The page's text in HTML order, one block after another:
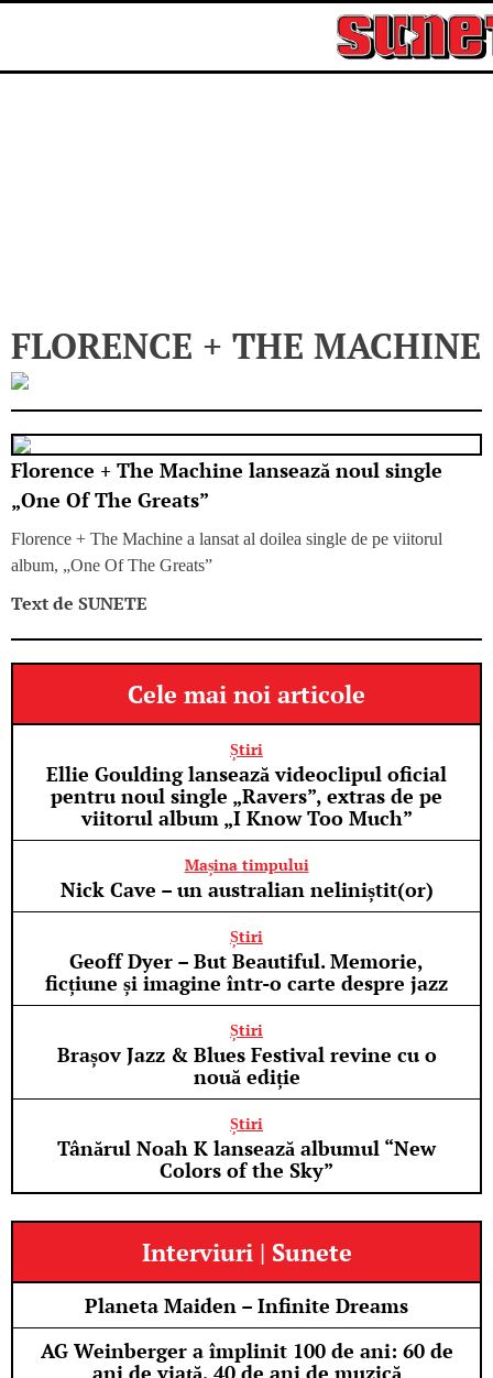
FLORENCE + THE MACHINE
Florence + The Machine lansează noul single
„One Of The Greats”
Florence + The Machine a lansat al doilea single de pe viitorul
album, „One Of The Greats”
Text de SUNETE
Cele mai noi articole
Ellie Goulding lansează videoclipul oficial
pentru noul single „Ravers”, extras de pe
viitorul album „I Know Too Much”
Știri
Nick Cave – un australian neliniștit(or)
Mașina timpului
Geoff Dyer – But Beautiful. Memorie,
ficțiune și imagine într-o carte despre jazz
Știri
Brașov Jazz & Blues Festival revine cu o
nouă ediție
Știri
Tânărul Noah K lansează albumul “New
Colors of the Sky”
Știri
Interviuri | Sunete
Planeta Maiden – Infinite Dreams
AG Weinberger a împlinit 100 de ani: 60 de
ani de viață, 40 de ani de muzică